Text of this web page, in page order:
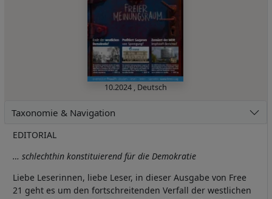
10.2024 , Deutsch
Taxonomie & Navigation
EDITORIAL
… schlechthin konstituierend für die Demokratie
Liebe Leserinnen, liebe Leser, in dieser Ausgabe von Free
21 geht es um den fortschreitenden Verfall der westlichen